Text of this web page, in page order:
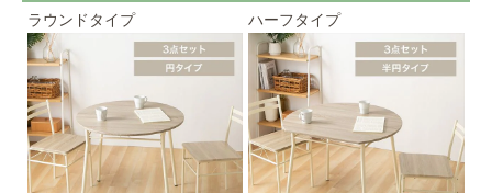
ラウンドタイプ
ハーフタイプ